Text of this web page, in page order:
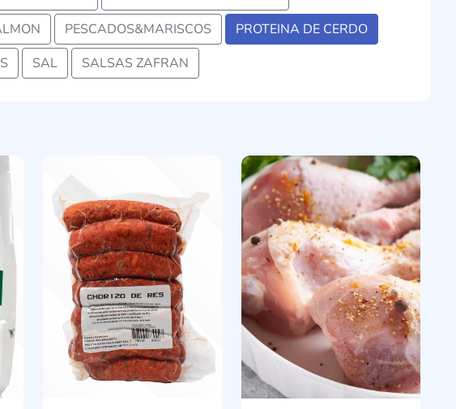
PESCADOS&MARISCOS
PROTEINA DE CERDO
SAL SALSAS ZAFRAN